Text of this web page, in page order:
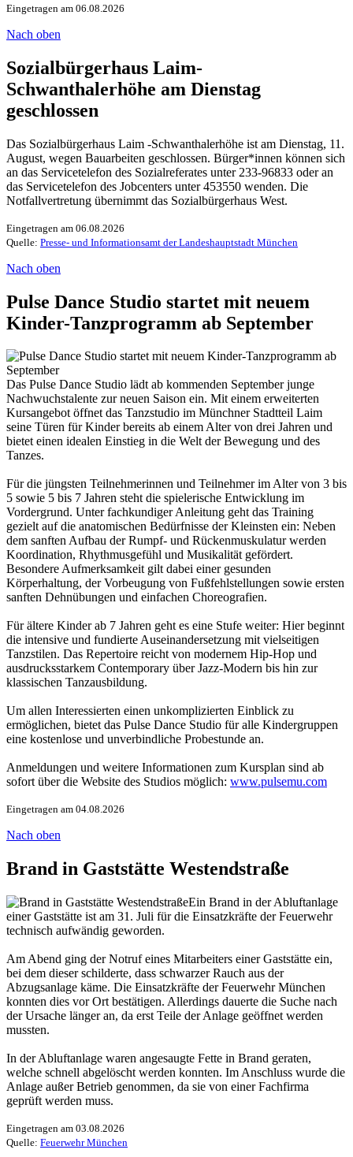
Eingetragen am 06.08.2026
Nach oben
Sozialbürgerhaus Laim-
Schwanthalerhöhe am Dienstag
geschlossen
Das Sozialbürgerhaus Laim -Schwanthalerhöhe ist am Dienstag, 11.
August, wegen Bauarbeiten geschlossen. Bürger*innen können sich
an das Servicetelefon des Sozialreferates unter 233-96833 oder an
das Servicetelefon des Jobcenters unter 453550 wenden. Die
Notfallvertretung übernimmt das Sozialbürgerhaus West.
Eingetragen am 06.08.2026
Quelle: Presse- und Informationsamt der Landeshauptstadt München
Nach oben
Pulse Dance Studio startet mit neuem
Kinder-Tanzprogramm ab September
Das Pulse Dance Studio lädt ab kommenden September junge
Nachwuchstalente zur neuen Saison ein. Mit einem erweiterten
Kursangebot öffnet das Tanzstudio im Münchner Stadtteil Laim
seine Türen für Kinder bereits ab einem Alter von drei Jahren und
bietet einen idealen Einstieg in die Welt der Bewegung und des
Tanzes.
Für die jüngsten Teilnehmerinnen und Teilnehmer im Alter von 3 bis
5 sowie 5 bis 7 Jahren steht die spielerische Entwicklung im
Vordergrund. Unter fachkundiger Anleitung geht das Training
gezielt auf die anatomischen Bedürfnisse der Kleinsten ein: Neben
dem sanften Aufbau der Rumpf- und Rückenmuskulatur werden
Koordination, Rhythmusgefühl und Musikalität gefördert.
Besondere Aufmerksamkeit gilt dabei einer gesunden
Körperhaltung, der Vorbeugung von Fußfehlstellungen sowie ersten
sanften Dehnübungen und einfachen Choreografien.
Für ältere Kinder ab 7 Jahren geht es eine Stufe weiter: Hier beginnt
die intensive und fundierte Auseinandersetzung mit vielseitigen
Tanzstilen. Das Repertoire reicht von modernem Hip-Hop und
ausdrucksstarkem Contemporary über Jazz-Modern bis hin zur
klassischen Tanzausbildung.
Um allen Interessierten einen unkomplizierten Einblick zu
ermöglichen, bietet das Pulse Dance Studio für alle Kindergruppen
eine kostenlose und unverbindliche Probestunde an.
Anmeldungen und weitere Informationen zum Kursplan sind ab
sofort über die Website des Studios möglich: www.pulsemu.com
Eingetragen am 04.08.2026
Nach oben
Brand in Gaststätte Westendstraße
Ein Brand in der Abluftanlage
einer Gaststätte ist am 31. Juli für die Einsatzkräfte der Feuerwehr
technisch aufwändig geworden.
Am Abend ging der Notruf eines Mitarbeiters einer Gaststätte ein,
bei dem dieser schilderte, dass schwarzer Rauch aus der
Abzugsanlage käme. Die Einsatzkräfte der Feuerwehr München
konnten dies vor Ort bestätigen. Allerdings dauerte die Suche nach
der Ursache länger an, da erst Teile der Anlage geöffnet werden
mussten.
In der Abluftanlage waren angesaugte Fette in Brand geraten,
welche schnell abgelöscht werden konnten. Im Anschluss wurde die
Anlage außer Betrieb genommen, da sie von einer Fachfirma
geprüft werden muss.
Eingetragen am 03.08.2026
Quelle: Feuerwehr München